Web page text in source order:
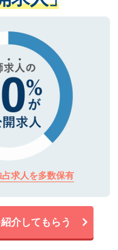
人情報は、SSL（デー
てもご安心ください。
なサポートが可能です
ください。
求人を多数保有
介してもらう